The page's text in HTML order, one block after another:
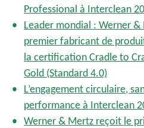
i
o
s
u
Professional à Interclean
Leader mondial : Werner
premier fabricant de
la certification Cradle to
Gold (Standard 4.0)
L’engagement circulaire,
performance à Interclean
Werner & Mertz reçoit le